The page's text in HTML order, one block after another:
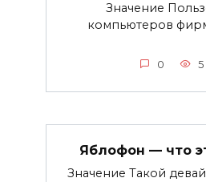
Значение
компьютеров
0 5
Яблофон — что
Значение Такой